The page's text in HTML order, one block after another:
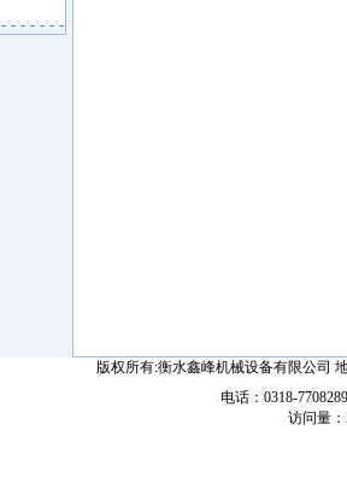
版权所有:衡水鑫峰机械设备有限公司
电话：0318-
访问量